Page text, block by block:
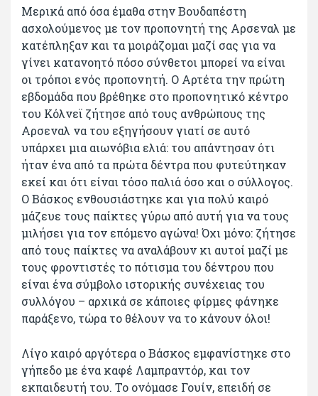
Μερικά από όσα έμαθα στην Βουδαπέστη
ασχολούμενος με τον προπονητή της Αρσεναλ με
κατέπληξαν και τα μοιράζομαι μαζί σας για να
γίνει κατανοητό πόσο σύνθετοι μπορεί να είναι
οι τρόποι ενός προπονητή. Ο Αρτέτα την πρώτη
εβδομάδα που βρέθηκε στο προπονητικό κέντρο
του Κόλνεϊ ζήτησε από τους ανθρώπους της
Αρσεναλ να του εξηγήσουν γιατί σε αυτό
υπάρχει μια αιωνόβια ελιά: του απάντησαν ότι
ήταν ένα από τα πρώτα δέντρα που φυτεύτηκαν
εκεί και ότι είναι τόσο παλιά όσο και ο σύλλογος.
Ο Βάσκος ενθουσιάστηκε και για πολύ καιρό
μάζευε τους παίκτες γύρω από αυτή για να τους
μιλήσει για τον επόμενο αγώνα! Όχι μόνο: ζήτησε
από τους παίκτες να αναλάβουν κι αυτοί μαζί με
τους φροντιστές το πότισμα του δέντρου που
είναι ένα σύμβολο ιστορικής συνέχειας του
συλλόγου – αρχικά σε κάποιες φίρμες φάνηκε
παράξενο, τώρα το θέλουν να το κάνουν όλοι!
Λίγο καιρό αργότερα ο Βάσκος εμφανίστηκε στο
γήπεδο με ένα καφέ Λαμπραντόρ, και τον
εκπαιδευτή του. Το ονόμασε Γουίν, επειδή σε